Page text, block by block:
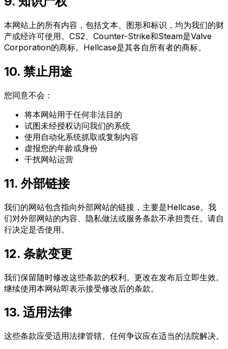
本网站上的所有内容，包括文本、图形和标识，均为我们的财
产或经许可使用。CS2、Counter-Strike和Steam是Valve
Corporation的商标。Hellcase是其各自所有者的商标。
10. 禁止用途
您同意不会：
将本网站用于任何非法目的
试图未经授权访问我们的系统
使用自动化系统抓取或复制内容
虚报您的年龄或身份
干扰网站运营
11. 外部链接
我们的网站包含指向外部网站的链接，主要是Hellcase。我
们对外部网站的内容、隐私做法或服务条款不承担责任。请自
行决定是否使用。
12. 条款变更
我们保留随时修改这些条款的权利。更改在发布后立即生效。
继续使用本网站即表示接受修改后的条款。
13. 适用法律
这些条款应受适用法律管辖。任何争议应在适当的法院解决。